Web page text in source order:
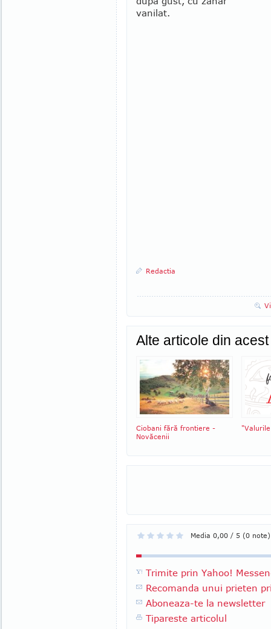
vanilat.
Redactia
Alte articole din
Ciobani fără frontiere -
Novăcenii
Media 0,00 / 5 (0 note)
Trimite prin Yahoo!
Recomanda unui prieten
Aboneaza-te la newsletter
Tipareste articolul